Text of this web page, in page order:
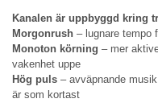
Kanalen är uppbyggd kring
Morgonrush – lugnare tempo
Monoton körning – mer
vakenhet uppe
Hög puls – avväpnande
är som kortast